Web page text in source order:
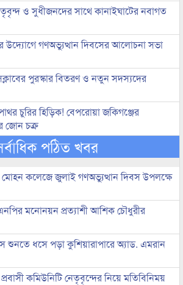
ও সুধীজনদের সাথে কানাইঘাটের নবাগত
উদ্যোগে গণঅভ্যুত্থান দিবসের আলোচনা সভা
পুরস্কার বিতরণ ও নতুন সদস্যদের
চুরির হিড়িক! বেপরোয়া জকিগঞ্জের
জোন চক্র
পঠিত খবর
কলেজে জুলাই গণঅভ্যুত্থান দিবস উপলক্ষে
মনোনয়ন প্রত্যাশী আশিক চৌধুরীর
শুনতে ধসে পড়া কুশিয়ারাপারে অ্যাড. এমরান
প্রবাসী কমিউনিটি নেতৃবৃন্দের নিয়ে মতিবিনিময়